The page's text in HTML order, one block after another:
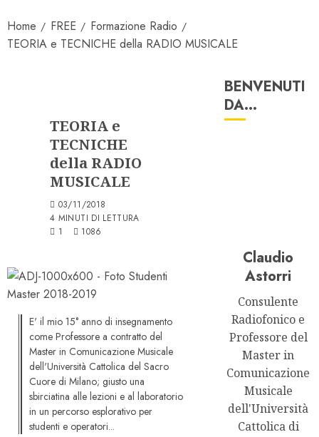
Home FREE
Formazione Radio
TEORIA e TECNICHE della RADIO MUSICALE
TEORIA e
TECNICHE
della RADIO
MUSICALE
03/11/2018
4 MINUTI DI LETTURA
1
1086
E' il mio 15° anno di insegnamento
come Professore a contratto del
Master in Comunicazione Musicale
dell'Università Cattolica del Sacro
Cuore di Milano; giusto una
sbirciatina alle lezioni e al laboratorio
in un percorso esplorativo per
studenti e operatori...
BENVENUTI
DA…
Claudio
Astorri
Consulente
Radiofonico e
Professore del
Master in
Comunicazione
Musicale
dell'Università
Cattolica di